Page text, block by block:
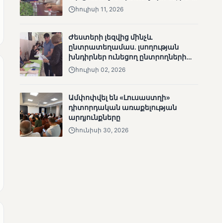
անհետացած
աշխատանքները
ՄՈՒՆԵՏԻԿ
Մատչելի
ընտրություններ՝ դեռևս
քաղաքական նպատակ
հուլիսի 11, 2026
Ժեստերի լեզվից մինչև
ընտրատեղամաս. լսողության
խնդիրներ ունեցող ընտրողների
ճանապարհը
հուլիսի 02, 2026
Ամփոփվել են «Լուսաստղի»
դիտորդական առաքելության
արդյունքները
հունիսի 30, 2026